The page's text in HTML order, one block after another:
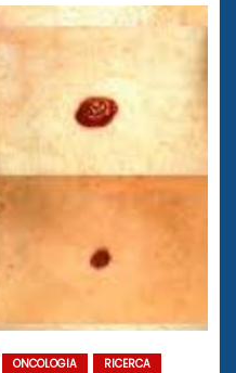
ONCOLOGIA RICERCA